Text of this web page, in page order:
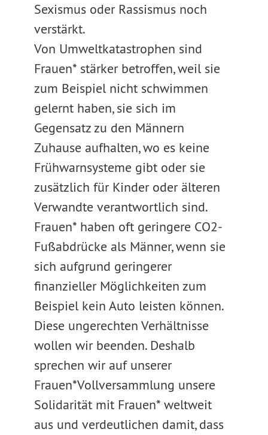
Sexismus oder Rassismus noch
verstärkt.
Von Umweltkatastrophen sind
Frauen* stärker betroffen, weil sie
zum Beispiel nicht schwimmen
gelernt haben, sie sich im
Gegensatz zu den Männern
Zuhause aufhalten, wo es keine
Frühwarnsysteme gibt oder sie
zusätzlich für Kinder oder älteren
Verwandte verantwortlich sind.
Frauen* haben oft geringere CO2-
Fußabdrücke als Männer, wenn sie
sich aufgrund geringerer
finanzieller Möglichkeiten zum
Beispiel kein Auto leisten können.
Diese ungerechten Verhältnisse
wollen wir beenden. Deshalb
sprechen wir auf unserer
Frauen*Vollversammlung unsere
Solidarität mit Frauen* weltweit
aus und verdeutlichen damit, dass